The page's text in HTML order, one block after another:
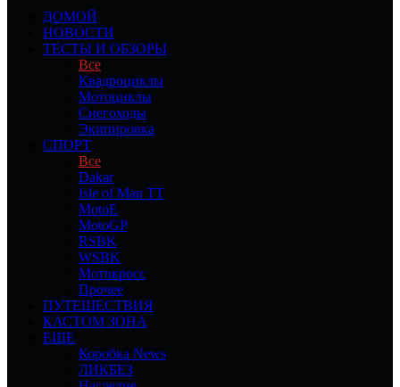
ДОМОЙ
НОВОСТИ
ТЕСТЫ И ОБЗОРЫ
Все
Квадроциклы
Мотоциклы
Снегоходы
Экипировка
СПОРТ
Все
Dakar
Isle of Man TT
MotoE
MotoGP
RSBK
WSBK
Мотокросс
Прочее
ПУТЕШЕСТВИЯ
КАСТОМ ЗОНА
ЕЩЕ
Коробка News
ЛИКБЕЗ